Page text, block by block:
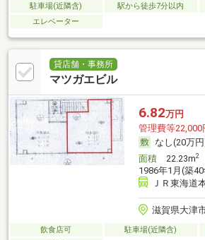
駐車場(近隣含) 駅から徒歩7分以内
エレベーター
貸店舗・事務所
マツガエビル
6.82万円
管理費等22,000
なし(20万
面積22.23m2
1986年1月(築
ＪＲ東海道
滋賀県大津
飲食店可 駐車場(近隣含)